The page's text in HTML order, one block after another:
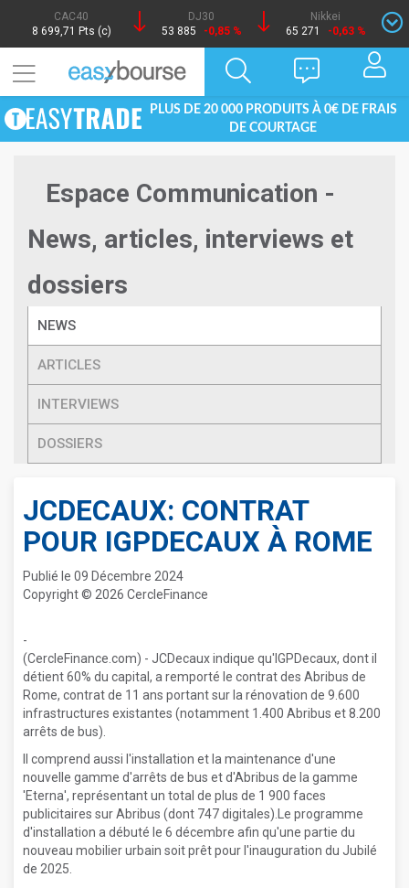
CAC40
8 699,71 Pts (c)
DJ30
53 885
-0,85 %
Nikkei
65 271
-0,63 %
PLUS DE 20 000 PRODUITS À 0€ DE FRAIS
DE COURTAGE
Espace Communication -
News, articles, interviews et
dossiers
NEWS
ARTICLES
INTERVIEWS
DOSSIERS
JCDECAUX: CONTRAT
POUR IGPDECAUX À ROME
Publié le 09 Décembre 2024
Copyright © 2026 CercleFinance
-
(CercleFinance.com) - JCDecaux indique qu'IGPDecaux, dont il
détient 60% du capital, a remporté le contrat des Abribus de
Rome, contrat de 11 ans portant sur la rénovation de 9.600
infrastructures existantes (notamment 1.400 Abribus et 8.200
arrêts de bus).
Il comprend aussi l'installation et la maintenance d'une
nouvelle gamme d'arrêts de bus et d'Abribus de la gamme
'Eterna', représentant un total de plus de 1 900 faces
publicitaires sur Abribus (dont 747 digitales).Le programme
d'installation a débuté le 6 décembre afin qu'une partie du
nouveau mobilier urbain soit prêt pour l'inauguration du Jubilé
de 2025.